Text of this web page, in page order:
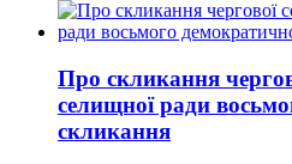
Про скликання
селищної ради
скликання